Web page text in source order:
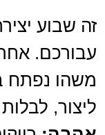
זה שבוע
עבורכם.
משהו נפתח
ליצור,